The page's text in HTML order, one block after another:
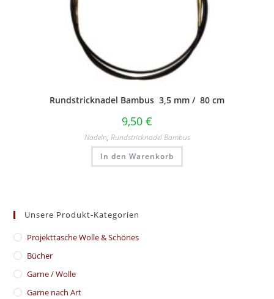
Rundstricknadel Bambus 3,5 mm / 80 cm
9,50 €
Nadeln, Rundstricknadel Bambus
In den Warenkorb
Unsere Produkt-Kategorien
​Projekttasche Wolle & Schönes
Bücher
Garne / Wolle
Garne nach Art